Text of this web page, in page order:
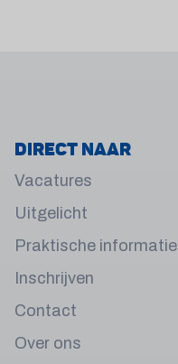
Direct naar
Vacatures
Uitgelicht
Praktische informatie
Inschrijven
Contact
Over ons